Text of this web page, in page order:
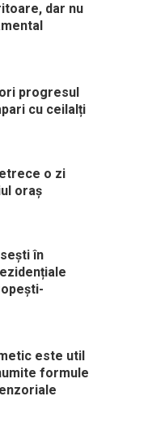
dar nu
progresul
cu ceilalți
o zi
oraș
în
este util
formule